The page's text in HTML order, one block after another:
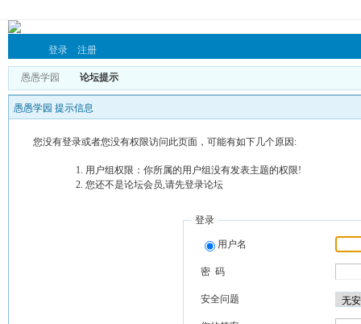
登录 注册
愚愚学园 论坛提示
愚愚学园 提示信息
您没有登录或者您没有权限访问此页面，可能有如下几个原因:
用户组权限：你所属的用户组没有发表主题的权限!
您还不是论坛会员,请先登录论坛
登录
用户名
密 码
安全问题